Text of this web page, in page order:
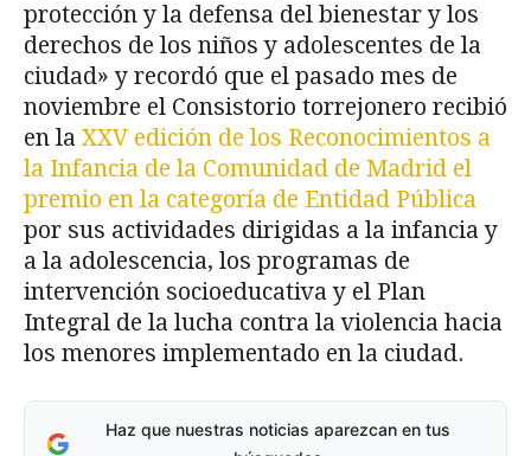
protección y la defensa del bienestar y los
derechos de los niños y adolescentes de la
ciudad» y recordó que el pasado mes de
noviembre el Consistorio torrejonero recibió
en la XXV edición de los Reconocimientos a
la Infancia de la Comunidad de Madrid el
premio en la categoría de Entidad Pública
por sus actividades dirigidas a la infancia y
a la adolescencia, los programas de
intervención socioeducativa y el Plan
Integral de la lucha contra la violencia hacia
los menores implementado en la ciudad.
Haz que nuestras noticias aparezcan en tus